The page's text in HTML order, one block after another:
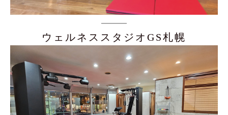
ウェルネススタジオGS札幌